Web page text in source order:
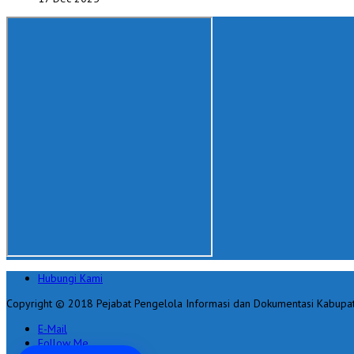
Hubungi Kami
Copyright © 2018 Pejabat Pengelola Informasi dan Dokumentasi
E-Mail
Follow Me